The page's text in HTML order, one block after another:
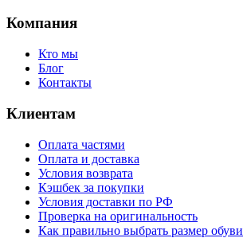
Компания
Кто мы
Блог
Контакты
Клиентам
Оплата частями
Оплата и доставка
Условия возврата
Кэшбек за покупки
Условия доставки по РФ
Проверка на оригинальность
Как правильно выбрать размер обуви